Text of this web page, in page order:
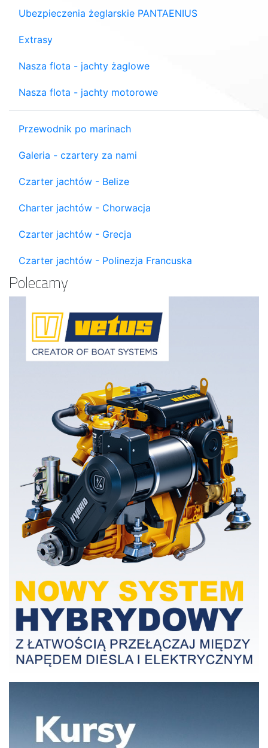
Ubezpieczenia żeglarskie PANTAENIUS
Extrasy
Nasza flota - jachty żaglowe
Nasza flota - jachty motorowe
Przewodnik po marinach
Galeria - czartery za nami
Czarter jachtów - Belize
Charter jachtów - Chorwacja
Czarter jachtów - Grecja
Czarter jachtów - Polinezja Francuska
Polecamy